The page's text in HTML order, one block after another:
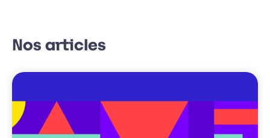
Nos articles